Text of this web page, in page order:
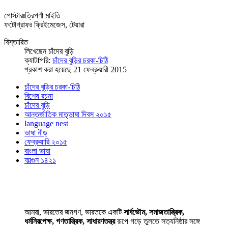
পোস্টারঃত্রিপর্ণা মাইতি
ফটোগ্রাফঃ ফ্রিইমেজেস, টেয়ারা
বিস্তারিত
লিখেছেনচাঁদের বুড়ি
ক্যাটfগরি: চাঁদের বুড়ির চরকা-চিঠি
প্রকাশ করা হয়েছে 21 ফেব্রুয়ারী 2015
চাঁদের বুড়ির চরকা-চিঠি
বিশেষ রচনা
চাঁদের বুড়ি
আন্তর্জাতিক মাতৃভাষা দিবস ২০১৫
language nest
ভাষা নীড়
ফেব্রুয়ারি ২০১৫
বাংলা ভাষা
ফাল্গুন ১৪২১
আমরা, ভারতের জনগণ, ভারতকে একটিসার্বভৌম, সমাজতান্ত্রিক,
ধর্মনিরপেক্ষ, গণতান্ত্রিক, সাধারণতন্ত্ররূপে গড়ে তুলতে সত্যনিষ্ঠার সঙ্গে